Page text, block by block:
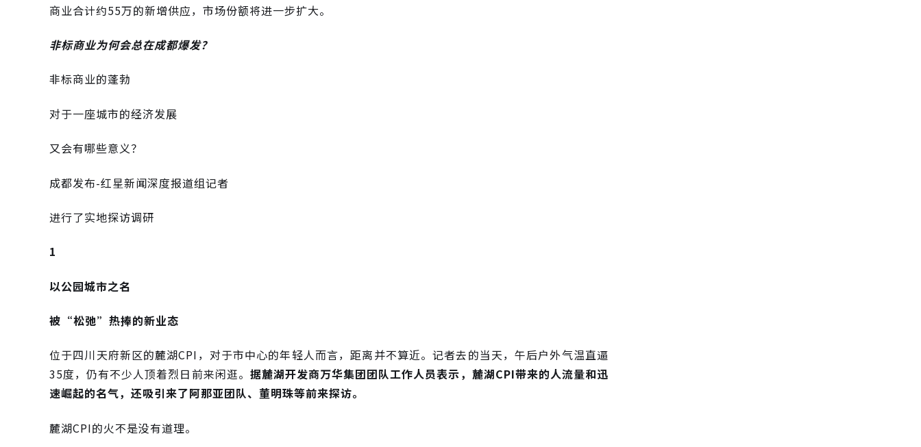
商业合计约55万的新增供应，市场份额将进一步扩大。
非标商业为何会总在成都爆发？
非标商业的蓬勃
对于一座城市的经济发展
又会有哪些意义？
成都发布-红星新闻深度报道组记者
进行了实地探访调研
1
以公园城市之名
被“松弛”热捧的新业态
位于四川天府新区的麓湖CPI，对于市中心的年轻人而言，距离并不算近。记者去的当天，午后户外气温直逼
35度，仍有不少人顶着烈日前来闲逛。 据麓湖开发商万华集团团队工作人员表示，麓湖CPI带来的人流量和迅
速崛起的名气，还吸引来了阿那亚团队、董明珠等前来探访。
麓湖CPI的火不是没有道理。